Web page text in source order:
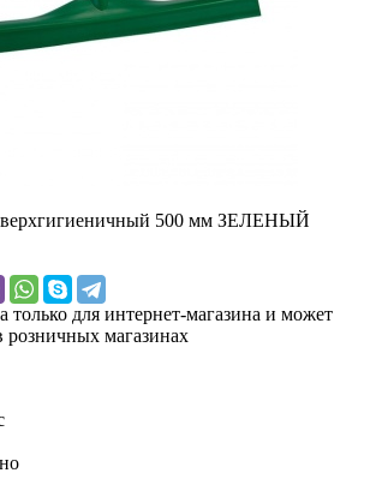
500 мм ЗЕЛЕНЫЙ
только для интернет-магазина и может
розничных магазинах